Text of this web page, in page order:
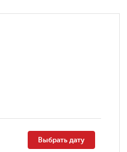
Выбрать дату